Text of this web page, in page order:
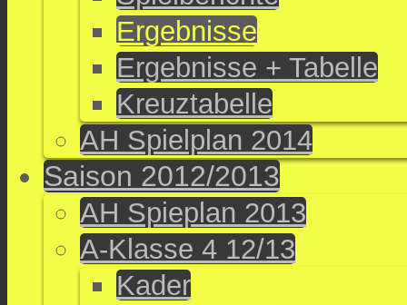
Ergebnisse
Ergebnisse + Tabelle
Kreuztabelle
AH Spielplan 2014
Saison 2012/2013
AH Spieplan 2013
A-Klasse 4 12/13
Kader